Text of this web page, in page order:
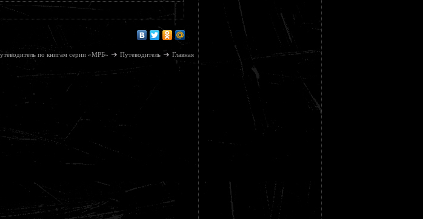
по книгам серии «МРБ» Путеводитель Главная